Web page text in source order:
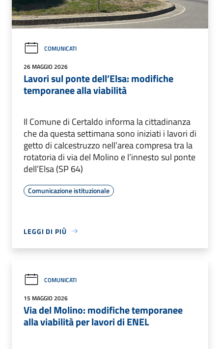
COMUNICATI
26 MAGGIO 2026
Lavori sul ponte dell’Elsa: modifiche
temporanee alla viabilità
Il Comune di Certaldo informa la cittadinanza
che da questa settimana sono iniziati i lavori di
getto di calcestruzzo nell’area compresa tra la
rotatoria di via del Molino e l’innesto sul ponte
dell’Elsa (SP 64)
Comunicazione istituzionale
LEGGI DI PIÙ
COMUNICATI
15 MAGGIO 2026
Via del Molino: modifiche temporanee
alla viabilità per lavori di ENEL